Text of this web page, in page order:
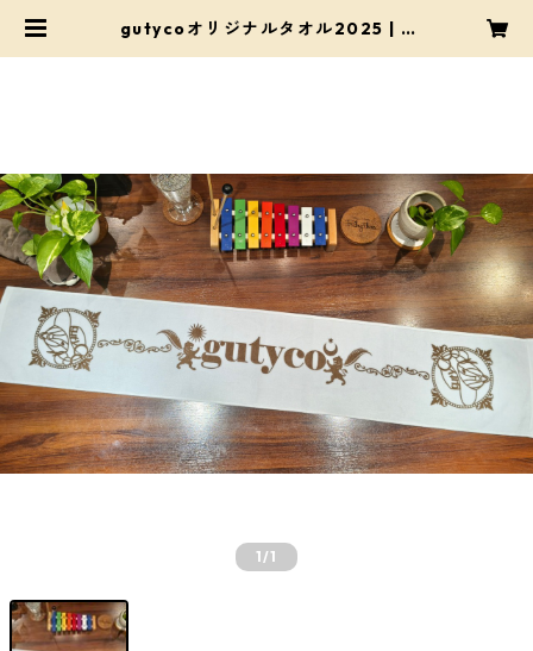
gutycoオリジナルタオル2025 | g
1/1